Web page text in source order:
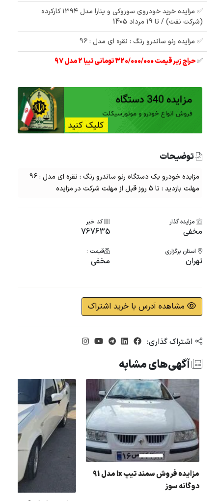
✅ مزایده خرید خودروی سوزوکی و یتارا مدل ۱۳۹۴ کارکرده
(شرکت نفت) / تا 19 مرداد 1405
✅ مزایده رنو ساندرو رنگ : نقره ای مدل : 96
✅حراج زیر قیمت 320/000/000 تومانی تیبا 2 مدل 97
توضیحات
مزایده خودرو یک دستگاه رنو ساندرو رنگ : نقره ای مدل : 96
مهلت بازدید : تا 5 روز قبل از مهلت شرکت در مزایده
مزایده گذار
مخفی
کد خبر
767635
استان برگزاری
تهران
قیمت :
مخفی
مشاهده آدرس با خرید اشتراک
اشتراک گذاری:
آگهی‌های مشابه
مزایده فروش سمند تيپ lx مدل 91
دو گانه سوز